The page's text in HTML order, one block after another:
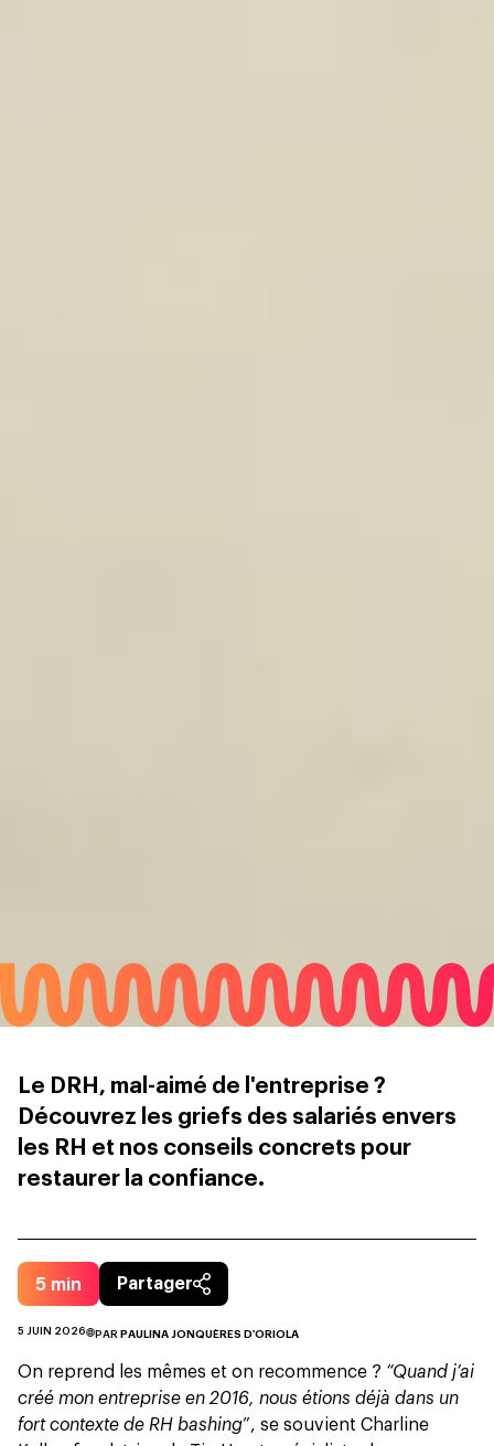
Le DRH, mal-aimé de l'entreprise ?
Découvrez les griefs des salariés envers
les RH et nos conseils concrets pour
restaurer la confiance.
5 min Partager
5 JUIN 2026 PAR PAULINA JONQUÈRES D'ORIOLA
On reprend les mêmes et on recommence ? “Quand j’ai
créé mon entreprise en 2016, nous étions déjà dans un
fort contexte de RH bashing”, se souvient Charline